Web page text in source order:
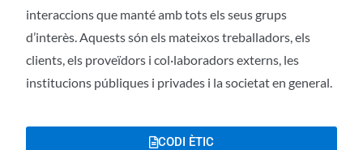
interaccions que manté amb tots els seus grups
d’interès. Aquests són els mateixos treballadors, els
clients, els proveïdors i col·laboradors externs, les
institucions públiques i privades i la societat en general.
CODI ÈTIC